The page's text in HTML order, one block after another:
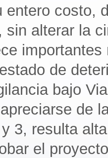
entero costo,
sin alterar la
de
bajo
de
3, resulta
el